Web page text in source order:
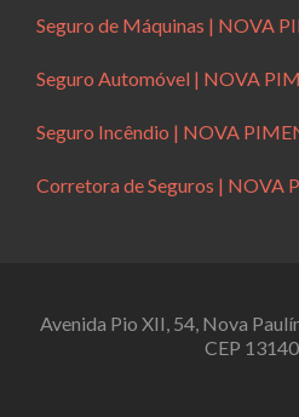
Seguro de Máquinas | NOVA
Seguro Automóvel | NOVA
Seguro Incêndio | NOVA
Corretora de Seguros | NOVA
Avenida Pio XII, 54, Nova
CEP